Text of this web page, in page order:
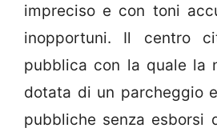
impreciso e con toni
inopportuni. Il centro
pubblica con la quale la
dotata di un parcheggio
pubbliche senza esborsi